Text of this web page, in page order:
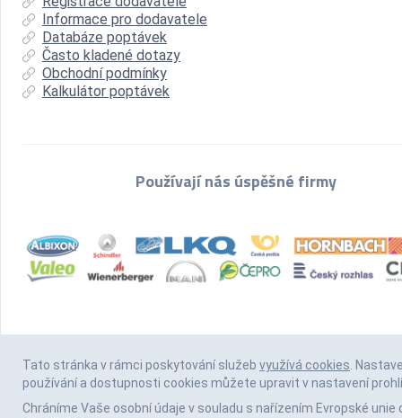
Informace pro dodavatele
Databáze poptávek
Často kladené dotazy
Obchodní podmínky
Kalkulátor poptávek
Používají nás úspěšné firmy
Tato stránka v rámci poskytování služeb využívá cookies.
používání a dostupnosti cookies můžete upravit v nastavení
Chráníme Vaše osobní údaje v souladu s nařízením Evropské unie